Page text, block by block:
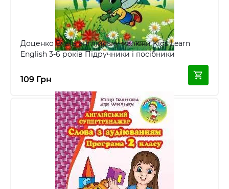
Доценко Вчать англійську малюки Kids Learn
English 3-6 років Підручники і посібники
109 Грн